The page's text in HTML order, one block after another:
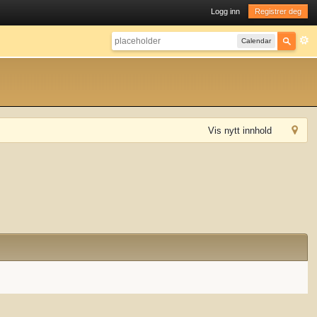
Logg inn Registrer deg
Calendar
Vis nytt innhold